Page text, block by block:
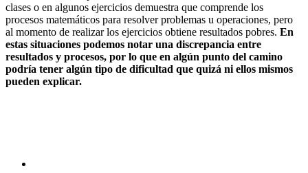
clases o en algunos ejercicios demuestra que comprende los
procesos matemáticos para resolver problemas u operaciones, pero
al momento de realizar los ejercicios obtiene resultados pobres. En
estas situaciones podemos notar una discrepancia entre
resultados y procesos, por lo que en algún punto del camino
podría tener algún tipo de dificultad que quizá ni ellos mismos
pueden explicar.